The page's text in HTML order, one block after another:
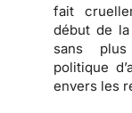
fait
début de
sans
politique
envers les